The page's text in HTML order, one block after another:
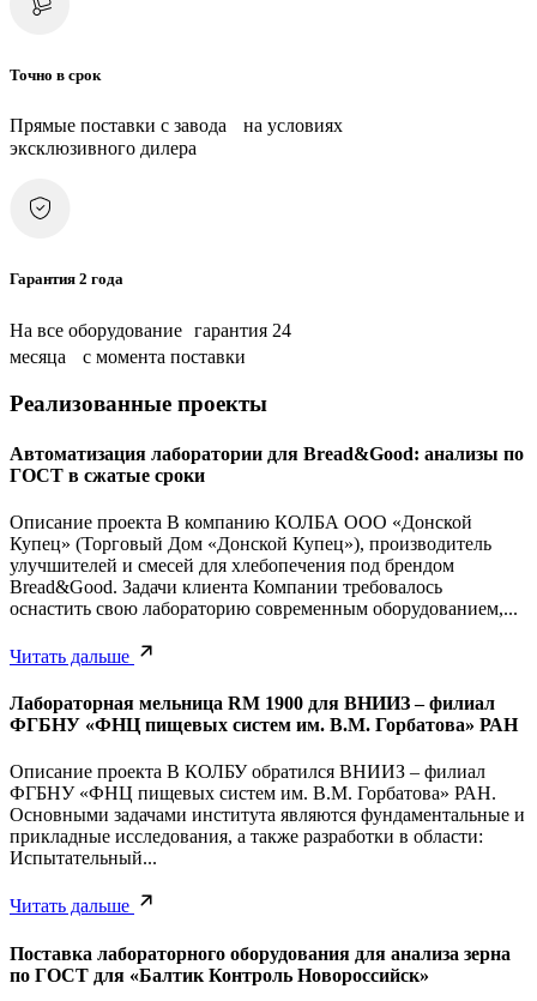
Точно в срок
Прямые поставки с завода на условиях
эксклюзивного дилера
Гарантия 2 года
На все оборудование гарантия 24
месяца с момента поставки
Реализованные проекты
Автоматизация лаборатории для Bread&Good: анализы по
ГОСТ в сжатые сроки
Описание проекта В компанию КОЛБА ООО «Донской
Купец» (Торговый Дом «Донской Купец»), производитель
улучшителей и смесей для хлебопечения под брендом
Bread&Good. Задачи клиента Компании требовалось
оснастить свою лабораторию современным оборудованием,...
Читать дальше
Лабораторная мельница RM 1900 для ВНИИЗ – филиал
ФГБНУ «ФНЦ пищевых систем им. В.М. Горбатова» РАН
Описание проекта В КОЛБУ обратился ВНИИЗ – филиал
ФГБНУ «ФНЦ пищевых систем им. В.М. Горбатова» РАН.
Основными задачами института являются фундаментальные и
прикладные исследования, а также разработки в области:
Испытательный...
Читать дальше
Поставка лабораторного оборудования для анализа зерна
по ГОСТ для «Балтик Контроль Новороссийск»